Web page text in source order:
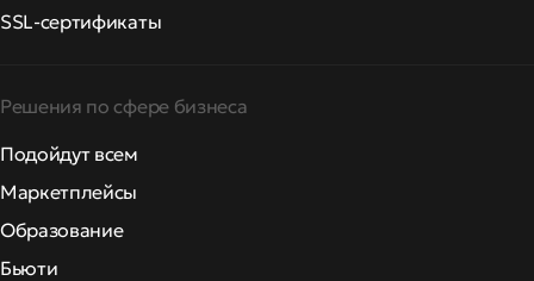
SSL-сертификаты
Решения по сфере бизнеса
Подойдут всем
Маркетплейсы
Образование
Бьюти